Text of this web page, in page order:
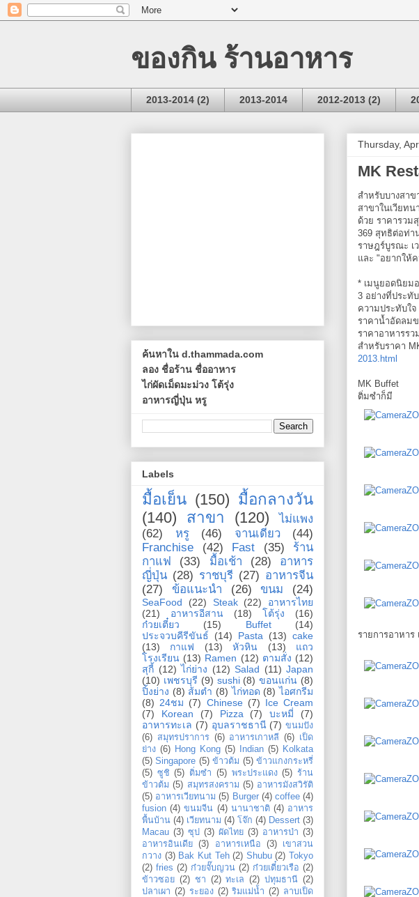
ของกิน ร้านอาหาร
2013-2014 (2) 2013-2014 2012-2013 (2)
Thursday,
MK
สำหรับบางสา
สาขาในเวียท
ด้วย ราคารวม
369 สุทธิต่อท่า
ราษฎร์บูรณะ เ
และ "อยากให้
* เมนูยอดนิยม
3 อย่างที่ประทั
ความประทับใจ
ราคาน้ำอัดลม
ราคาอาหารรว
สำหรับราคา
2013.html
MK Buffet
ติ่มซำก็มี
รายการอาหาร
ค้นหาใน d.thammada.com
ลอง ชื่อร้าน ชื่ออาหาร
ไก่ผัดเม็ดมะม่วง โต้รุ่ง
อาหารญี่ปุ่น หรู
Labels
มื้อเย็น (150) มื้อกลางวัน
(140)
สาขา (120)
ไม่แพง
(62)
หรู (46) จานเดียว
(44)
Franchise
(42) Fast (35)
ร้าน
กาแฟ
(33) มื้อเช้า (28)
อาหาร
ญี่ปุ่น (28) ราชบุรี (27) อาหารจีน
(27)
ข้อแนะนำ (26) ขนม (24)
SeaFood (22) Steak (22)
อาหารไทย
(21)
อาหารอีสาน (18) โต้รุ่ง
(16)
ก๋วยเตี๋ยว
(15) Buffet
(14)
ประจวบคีรีขันธ์
(14) Pasta (13) cake
(13)
กาแฟ (13) หัวหิน (13)
แถว
โรงเรียน (13) Ramen (12) ตามสั่ง (12)
สุกี้ (12) ไก่ย่าง (12) Salad (11) Japan
(10) เพชรบุรี (9) sushi (8) ขอนแก่น (8)
ปิ้งย่าง (8) ส้มตำ (8) ไก่ทอด (8) ไอศกรีม
(8) 24ชม (7) Chinese (7) Ice Cream
(7)
Korean (7) Pizza (7) บะหมี่
(7)
อาหารทะเล (7) อุบลราชธานี (7) ขนมปัง
(6) สมุทรปราการ (6) อาหารเกาหลี (6) เป็ด
ย่าง (6) Hong Kong (5) Indian (5) Kolkata
(5) Singapore (5) ข้าวต้ม (5) ข้าวแกงกระหรี่
(5) ซูชิ (5) ติ่มซำ (5) พระประแดง (5) ร้าน
ข้าวต้ม (5) สมุทรสงคราม (5) อาหารมังสวิรัติ
(5) อาหารเวียทนาม (5) Burger (4) coffee (4)
fusion (4) ขนมจีน (4) นานาชาติ (4) อาหาร
พื้นบ้าน (4) เวียทนาม (4) โจ๊ก (4) Dessert (3)
Macau (3) ซุป (3) ผัดไทย (3) อาหารป่า (3)
อาหารอินเดีย (3) อาหารเหนือ (3)
เขาสวน
กวาง (3) Bak Kut Teh (2) Shubu (2) Tokyo
(2) fries (2) ก๋วยจั๊บญวน (2) ก๋วยเตี๋ยวเรือ (2)
ข้าวซอย (2) ชา (2) ทะเล (2) ปทุมธานี (2)
ปลาเผา (2) ระยอง (2) ริมแม่น้ำ (2) ลาบเป็ด